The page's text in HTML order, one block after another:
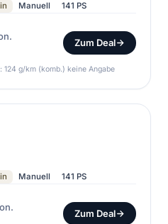
Manuell 141 PS
Zum Deal
124 g/km (komb.) keine Angabe
Manuell 141 PS
Zum Deal